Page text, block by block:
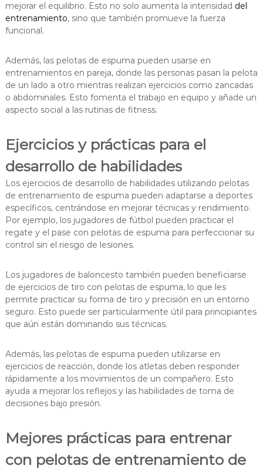
mejorar el equilibrio. Esto no solo aumenta la intensidad del
entrenamiento, sino que también promueve la fuerza
funcional.
Además, las pelotas de espuma pueden usarse en
entrenamientos en pareja, donde las personas pasan la pelota
de un lado a otro mientras realizan ejercicios como zancadas
o abdominales. Esto fomenta el trabajo en equipo y añade un
aspecto social a las rutinas de fitness.
Ejercicios y prácticas para el
desarrollo de habilidades
Los ejercicios de desarrollo de habilidades utilizando pelotas
de entrenamiento de espuma pueden adaptarse a deportes
específicos, centrándose en mejorar técnicas y rendimiento.
Por ejemplo, los jugadores de fútbol pueden practicar el
regate y el pase con pelotas de espuma para perfeccionar su
control sin el riesgo de lesiones.
Los jugadores de baloncesto también pueden beneficiarse
de ejercicios de tiro con pelotas de espuma, lo que les
permite practicar su forma de tiro y precisión en un entorno
seguro. Esto puede ser particularmente útil para principiantes
que aún están dominando sus técnicas.
Además, las pelotas de espuma pueden utilizarse en
ejercicios de reacción, donde los atletas deben responder
rápidamente a los movimientos de un compañero. Esto
ayuda a mejorar los reflejos y las habilidades de toma de
decisiones bajo presión.
Mejores prácticas para entrenar
con pelotas de entrenamiento de